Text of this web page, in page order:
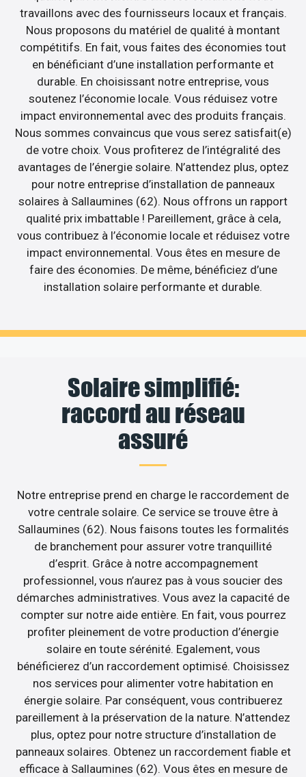
travaillons avec des fournisseurs locaux et français.
Nous proposons du matériel de qualité à montant
compétitifs. En fait, vous faites des économies tout
en bénéficiant d’une installation performante et
durable. En choisissant notre entreprise, vous
soutenez l’économie locale. Vous réduisez votre
impact environnemental avec des produits français.
Nous sommes convaincus que vous serez satisfait(e)
de votre choix. Vous profiterez de l’intégralité des
avantages de l’énergie solaire. N’attendez plus, optez
pour notre entreprise d’installation de panneaux
solaires à Sallaumines (62). Nous offrons un rapport
qualité prix imbattable ! Pareillement, grâce à cela,
vous contribuez à l’économie locale et réduisez votre
impact environnemental. Vous êtes en mesure de
faire des économies. De même, bénéficiez d’une
installation solaire performante et durable.
Solaire simplifié:
raccord au réseau
assuré
Notre entreprise prend en charge le raccordement de
votre centrale solaire. Ce service se trouve être à
Sallaumines (62). Nous faisons toutes les formalités
de branchement pour assurer votre tranquillité
d’esprit. Grâce à notre accompagnement
professionnel, vous n’aurez pas à vous soucier des
démarches administratives. Vous avez la capacité de
compter sur notre aide entière. En fait, vous pourrez
profiter pleinement de votre production d’énergie
solaire en toute sérénité. Egalement, vous
bénéficierez d’un raccordement optimisé. Choisissez
nos services pour alimenter votre habitation en
énergie solaire. Par conséquent, vous contribuerez
pareillement à la préservation de la nature. N’attendez
plus, optez pour notre structure d’installation de
panneaux solaires. Obtenez un raccordement fiable et
efficace à Sallaumines (62). Vous êtes en mesure de